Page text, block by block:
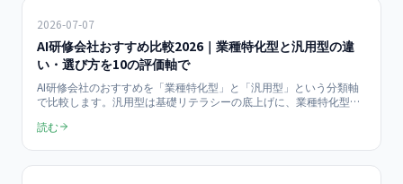
2026-07-07
AI研修会社おすすめ比較2026｜業種特化型と汎用型の違
い・選び方を10の評価軸で
AI研修会社のおすすめを「業種特化型」と「汎用型」という分類軸
で比較します。汎用型は基礎リテラシーの底上げに、業種特化型は
タイプ別の向き不向きを整理し、指名検索でも迷わない選び方の基
読む